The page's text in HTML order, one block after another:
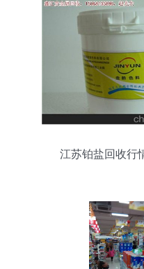
江苏铂盐回收行